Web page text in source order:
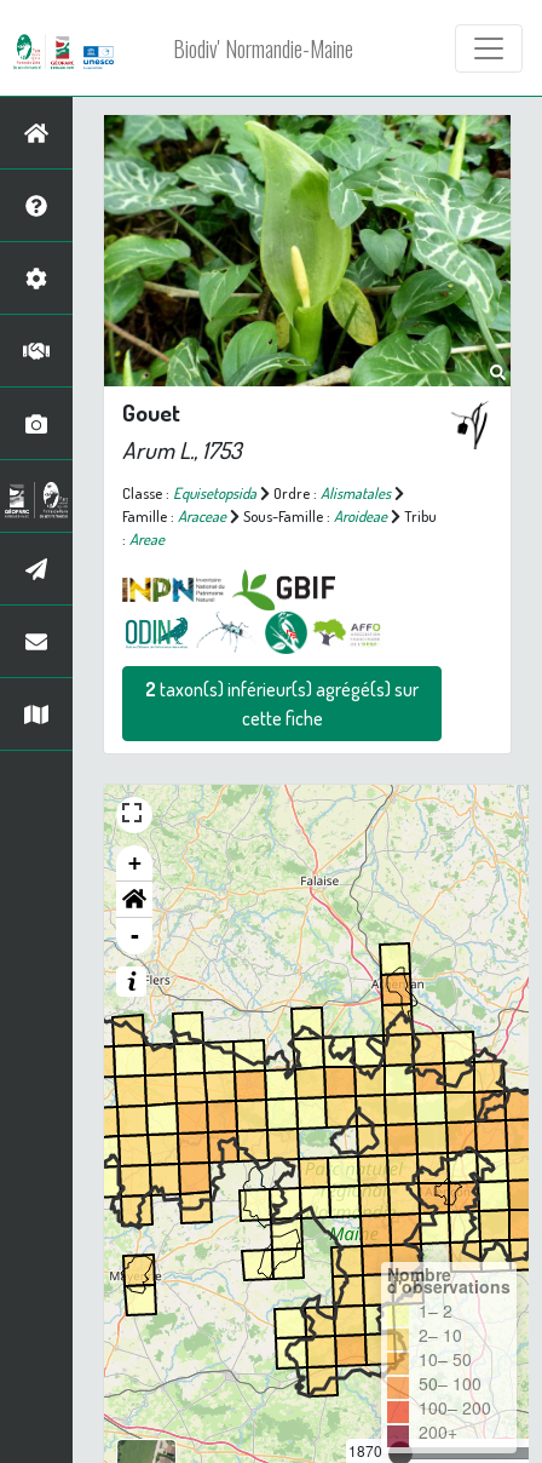
Biodiv' Normandie-Maine
Gouet
ArumL., 1753
Classe : Equisetopsida Ordre : Alismatales
Famille : Araceae Sous-Famille : Aroideae
Tribu
: Areae
2taxon(s) inférieur(s) agrégé(s) sur
cette fiche
+
-
1870
Nombre
d'observations
1– 2
2– 10
10– 50
50– 100
100– 200
200+